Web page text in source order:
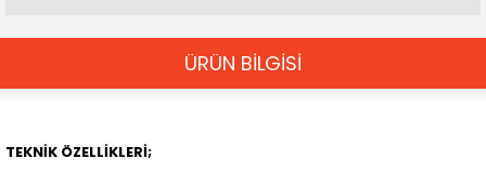
ÜRÜN BİLGİSİ
TEKNİK ÖZELLİKLERİ;